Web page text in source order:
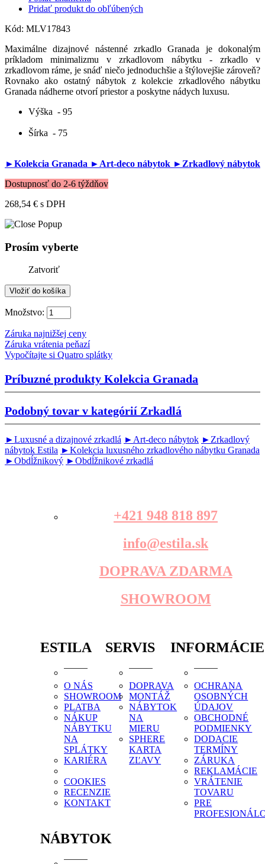
Pridať produkt do obľúbených
Kód: MLV17843
Maximálne dizajnové nástenné zrkadlo Granada je dokonalým
príkladom minimalizmu v zrkadlovom nábytku - zrkadlo v
zrkadlovom ráme, je snáď niečo jednoduchšie a štýlovejšie zároveň?
Rovnako ako ostatný nábytok z kolekcie zrkadlového nábytku
Granada nádherne otvorí priestor a poskytne nádych luxusu.
Výška - 95
Šírka - 75
►Kolekcia Granada ►Art-deco nábytok ►Zrkadlový nábytok
Dostupnosť do 2-6 týždňov
268,54 € s DPH
Prosím vyberte
Zatvoriť
Množstvo:
Záruka najnižšej ceny
Záruka vrátenia peňazí
Vypočítajte si Quatro splátky
Príbuzné produkty Kolekcia Granada
Podobný tovar v kategórií Zrkadlá
►Luxusné a dizajnové zrkadlá ►Art-deco nábytok ►Zrkadlový
nábytok Estila ►Kolekcia luxusného zrkadlového nábytku Granada
►Obdĺžnikový ►Obdĺžnikové zrkadlá
+421 948 818 897
info@estila.sk
DOPRAVA ZDARMA
SHOWROOM
ESTILA
O NÁS
SHOWROOM
PLATBA
NÁKUP
NÁBYTKU
NA
SPLÁTKY
KARIÉRA
COOKIES
RECENZIE
KONTAKT
SERVIS
DOPRAVA
MONTÁŽ
NÁBYTOK
NA
MIERU
SPHERE
KARTA
ZĽAVY
INFORMÁCIE
OCHRANA
OSOBNÝCH
ÚDAJOV
OBCHODNÉ
PODMIENKY
DODACIE
TERMÍNY
ZÁRUKA
REKLAMÁCIE
VRÁTENIE
TOVARU
PRE
NÁBYTOK